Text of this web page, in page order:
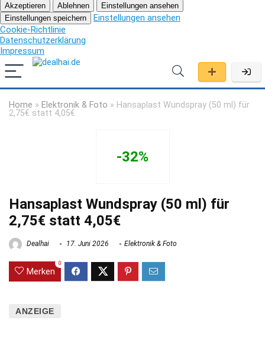
Akzeptieren Ablehnen
Einstellungen ansehen
Einstellungen speichern
Einstellungen ansehen
Cookie-Richtlinie
Datenschutzerklärung
Impressum
Home » Elektronik & Foto » Hansaplast Wundspray (50 ml) für
2,75€ statt 4,05€
-32%
Hansaplast Wundspray (50 ml) für
2,75€ statt 4,05€
Dealhai 17. Juni 2026 Elektronik & Foto
Merken
0
ANZEIGE